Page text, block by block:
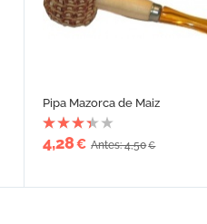
Pipa Mazorca de Maiz
4,28€ Antes: 4,50€